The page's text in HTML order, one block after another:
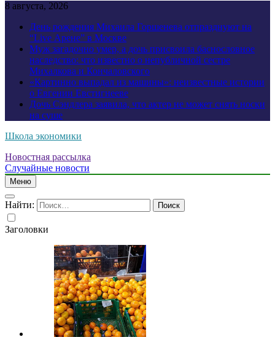
8 августа, 2026
День рождения Михаила Горшенева отпразднуют на
“Live Арене” в Москве
Муж загадочно умер, а дочь присвоила баснословное
наследство: что известно о непубличной сестре
Михалкова и Кончаловского
«Картинно выпадал из машины»: неизвестные истории
о Евгении Евстигнееве
Дочь Сэндлера заявила, что актер не может снять носки
на суше
Школа экономики
Новостная рассылка
Случайные новости
Меню
Найти:
Заголовки